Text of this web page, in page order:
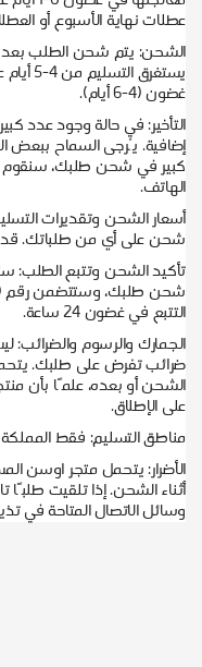
عطلات نهاية الأسبوع أو
الشحن: يتم شحن الطلب
غضون (4-6 أيام).
التأخير: في حالة وجود عدد
إضافية. يُرجى السماح ببعض
كبير في شحن طلبك، سنقوم
الهاتف.
شحن على أي من طلباتك. قد
تأكيد الشحن وتتبع الطلب:
شحن طلبك، وستتضمن رقم
التتبع في غضون 24 ساعة.
الجمارك والرسوم
ضرائب تفرض على طلبك.
الشحن أو بعده، علمًا بأن
على الإطلاق.
مناطق التسليم: فقط المملكة
الأضرار: يتحمل متجر اوسن
أثناء الشحن. إذا تلقيت طلبًا
وسائل الاتصال المتاحة في